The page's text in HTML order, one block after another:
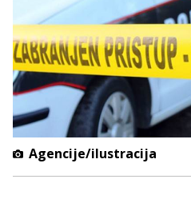
Agencije/ilustracija